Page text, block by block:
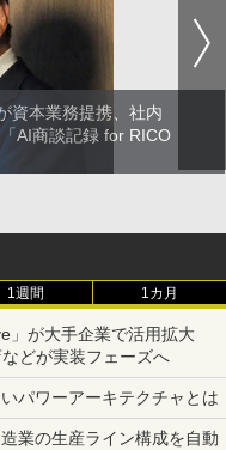
資本業務提携、社内
AI商談記録 for RICO
1週間 1カ月
」が大手企業で活用拡大
どが実装フェーズへ
パワーアーキテクチャとは
業の生産ライン構成を自動